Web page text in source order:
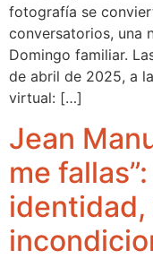
fotografía se
conversatorios, una
Domingo familiar.
de abril de 2025, a
virtual: […]
Jean
me
identidad,